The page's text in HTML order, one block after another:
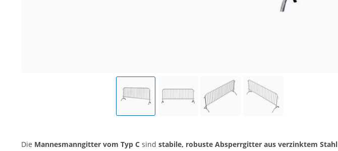
Die Mannesmanngitter vom Typ C sind stabile, robuste Absperrgitter aus verzinktem Stahl